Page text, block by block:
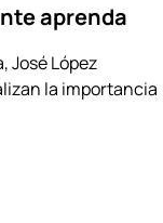
aprenda
José López
la importancia